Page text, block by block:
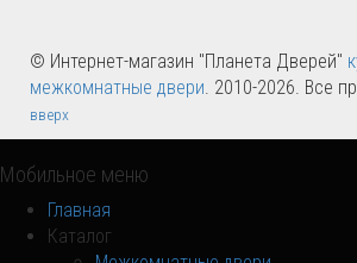
© Интернет-магазин "Планета Дверей"
межкомнатные двери . 2010-2026. Все
вверх
Мобильное меню
Главная
Каталог